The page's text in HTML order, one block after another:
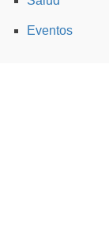
Eventos